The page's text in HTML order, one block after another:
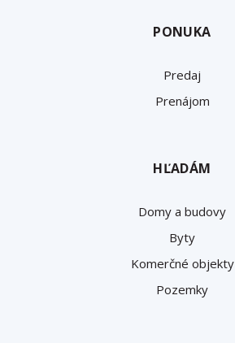
PONUKA
Predaj
Prenájom
HĽADÁM
Domy a budovy
Byty
Komerčné objekty
Pozemky